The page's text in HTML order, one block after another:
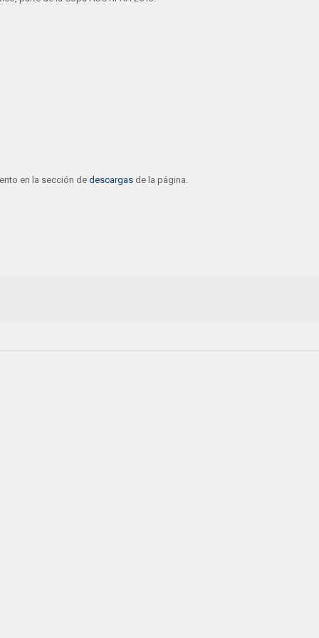
en la sección dedescargas de la página.